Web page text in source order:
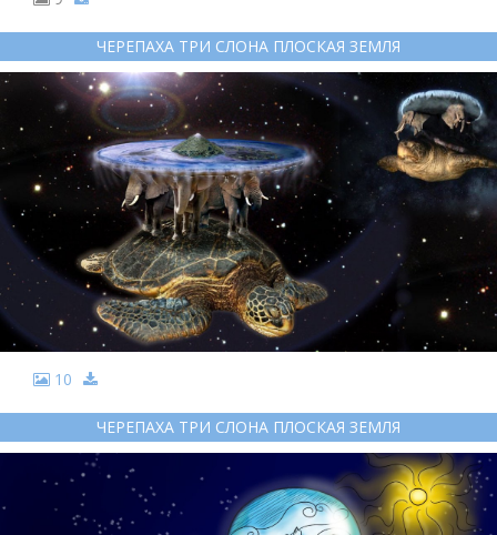
ЧЕРЕПАХА ТРИ СЛОНА ПЛОСКАЯ ЗЕМЛЯ
10
ЧЕРЕПАХА ТРИ СЛОНА ПЛОСКАЯ ЗЕМЛЯ